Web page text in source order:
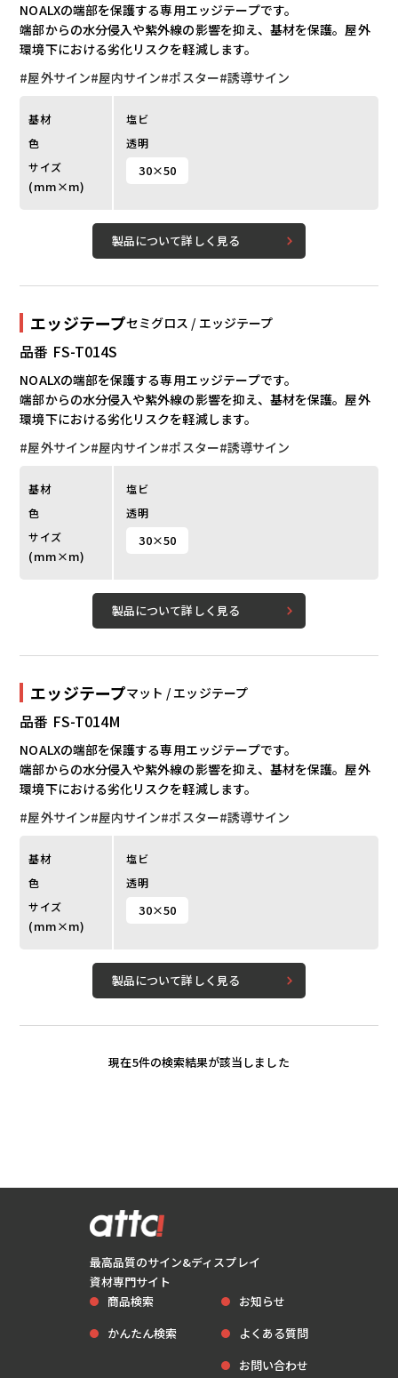
NOALXの端部を保護する専用エッジテープです。
端部からの水分侵入や紫外線の影響を抑え、基材を保護。屋外
環境下における劣化リスクを軽減します。
#屋外サイン#屋内サイン#ポスター#誘導サイン
基材
塩ビ
色
透明
サイズ
(mm×m)
30×50
製品について詳しく見る
エッジテープセミグロス / エッジテープ
品番 FS-T014S
NOALXの端部を保護する専用エッジテープです。
端部からの水分侵入や紫外線の影響を抑え、基材を保護。屋外
環境下における劣化リスクを軽減します。
#屋外サイン#屋内サイン#ポスター#誘導サイン
基材
塩ビ
色
透明
サイズ
(mm×m)
30×50
製品について詳しく見る
エッジテープマット / エッジテープ
品番 FS-T014M
NOALXの端部を保護する専用エッジテープです。
端部からの水分侵入や紫外線の影響を抑え、基材を保護。屋外
環境下における劣化リスクを軽減します。
#屋外サイン#屋内サイン#ポスター#誘導サイン
基材
塩ビ
色
透明
サイズ
(mm×m)
30×50
製品について詳しく見る
現在5件の検索結果が該当しました
最高品質のサイン&ディスプレイ
資材専門サイト
商品検索
かんたん検索
お知らせ
よくある質問
お問い合わせ